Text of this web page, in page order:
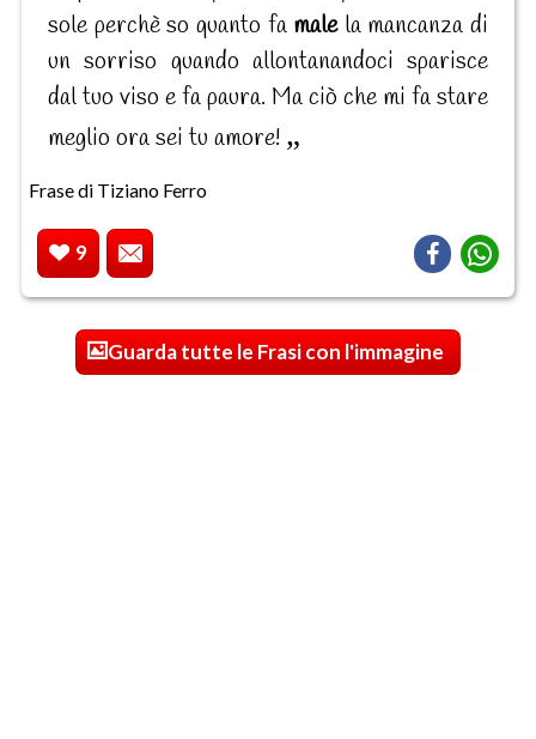
sole perchè so quanto fa malela mancanza di
un sorriso quando allontanandoci sparisce
dal tuo viso e fa paura. Ma ciò che mi fa stare
meglio ora sei tu amore!
Frase di Tiziano Ferro
9
Guarda tutte le Frasi con l'immagine